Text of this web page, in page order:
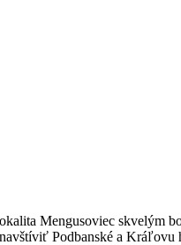
Mengusoviec skvelým
Podbanské a Kráľovu